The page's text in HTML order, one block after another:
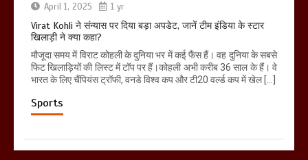
April 1, 2025 1 yr
Virat Kohli ने संन्यास पर दिया बड़ा अपडेट, जानें टीम इंडिया के स्टार
खिलाड़ी ने क्या कहा?
मौजूदा समय में विराट कोहली के दुनिया भर में कई फैंस हैं। वह दुनिया के सबसे
फिट खिलाड़ियों की लिस्ट में टॉप पर हैं।कोहली अभी करीब 36 साल के हैं। वे
भारत के लिए चैंपियंस ट्रॉफी, वनडे विश्व कप और टी20 वर्ल्ड कप में खेल […]
Sports